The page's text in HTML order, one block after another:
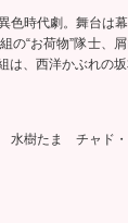
色時代劇。舞台は
の“お荷物”隊士、
は、西洋かぶれの
樹たま チャド